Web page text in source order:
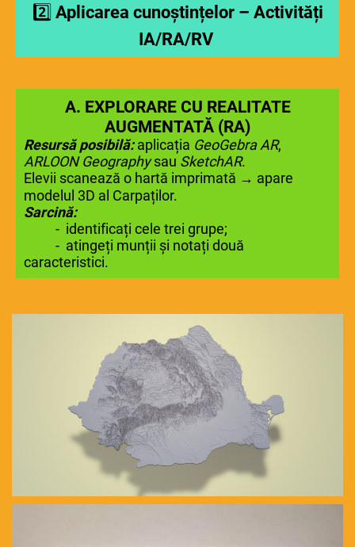
2️⃣ Aplicarea cunoștințelor – Activități
IA/RA/RV
A. EXPLORARE CU REALITATE
AUGMENTATĂ (RA)
Resursă posibilă:aplicația GeoGebra AR,
ARLOON Geographysau SketchAR.
Elevii scanează o hartă imprimată → apare
modelul 3D al Carpaților.
Sarcină:
- identificați cele trei grupe;
- atingeți munții și notați două
caracteristici.